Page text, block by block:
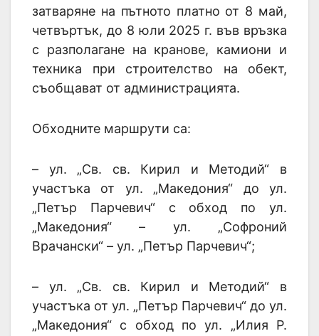
затваряне на пътното платно от 8 май,
четвъртък, до 8 юли 2025 г. във връзка
с разполагане на кранове, камиони и
техника при строителство на обект,
съобщават от администрацията.
Обходните маршрути са:
– ул. „Св. св. Кирил и Методий“ в
участъка от ул. „Македония“ до ул.
„Петър Парчевич“ с обход по ул.
„Македония“ – ул. „Софроний
Врачански“ – ул. „Петър Парчевич“;
– ул. „Св. св. Кирил и Методий“ в
участъка от ул. „Петър Парчевич“ до ул.
„Македония“ с обход по ул. „Илия Р.